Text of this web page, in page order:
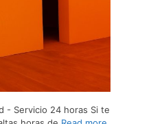
- Servicio 24 horas Si te